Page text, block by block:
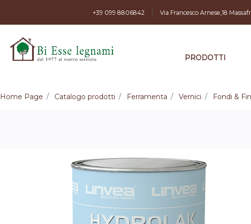
+39 099 8806842 Via Francesco Arnese,18
PRODOTTI
Home Page Catalogo prodotti Ferramenta Vernici Fondi &